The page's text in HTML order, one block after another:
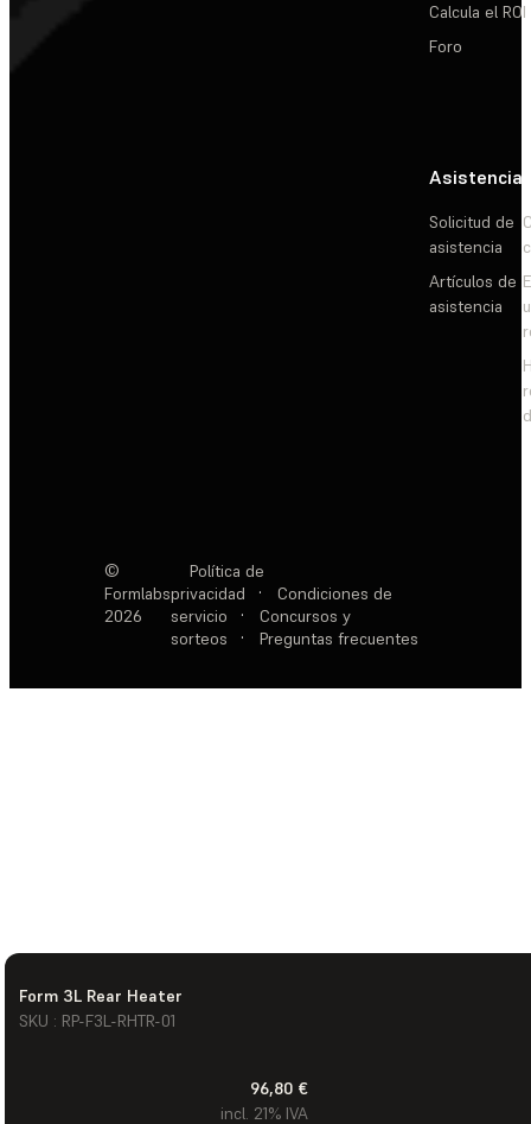
Form 3L Rear Heater
SKU : RP-F3L-RHTR-01
96,80 €
incl. 21% IVA
Calcula el ROI
Foro
Asistencia
Solicitud de
asistencia
Artículos de
asistencia
©
Formlabs
2026
Política de
privacidad
·
Condiciones de
servicio
·
Concursos y
sorteos
· Preguntas frecuentes